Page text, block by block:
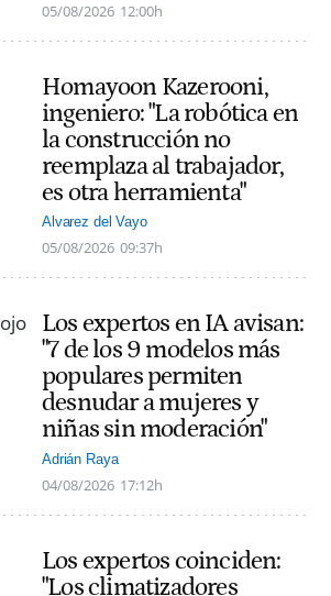
05/08/2026 12:00h
Homayoon Kazerooni,
ingeniero: "La robótica en
la construcción no
reemplaza al trabajador,
es otra herramienta"
Alvarez del Vayo
05/08/2026 09:37h
Los expertos en IA avisan:
"7 de los 9 modelos más
populares permiten
desnudar a mujeres y
niñas sin moderación"
Adrián Raya
04/08/2026 17:12h
Los expertos coinciden:
"Los climatizadores